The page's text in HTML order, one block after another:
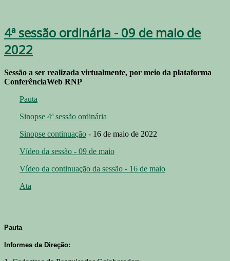
4ª sessão ordinária - 09 de maio de
2022
Sessão a ser realizada virtualmente, por meio da plataforma
ConferênciaWeb RNP
Pauta
Sinopse 4ª sessão ordinária
Sinopse continuação - 16 de maio de 2022
Vídeo da sessão - 09 de maio
Vídeo da continuação da sessão - 16 de maio
Ata
Pauta
Informes da Direção: